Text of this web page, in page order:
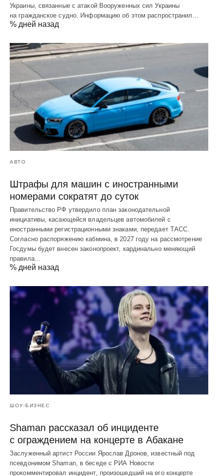
Украины, связанные с атакой Вооруженных сил Украины
на гражданское судно. Информацию об этом распространил…
% дней назад
АВТО
Штрафы для машин с иностранными
номерами сократят до суток
Правительство РФ утвердило план законодательной
инициативы, касающейся владельцев автомобилей с
иностранными регистрационными знаками, передает ТАСС.
Согласно распоряжению кабмина, в 2027 году на рассмотрение
Госдумы будет внесен законопроект, кардинально меняющий
правила…
% дней назад
ШОУ-БИЗНЕС
Shaman рассказал об инциденте
с ограждением на концерте в Абакане
Заслуженный артист России Ярослав Дронов, известный под
псевдонимом Shaman, в беседе с РИА Новости
прокомментировал инцидент, произошедший на его концерте